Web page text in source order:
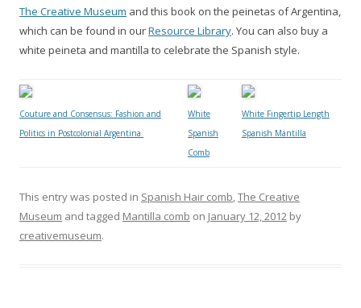
The Creative Museum and this book on the peinetas of Argentina,
which can be found in ourResource Library. You can also buy a
white peineta and mantilla to celebrate the Spanish style.
Couture and Consensus: Fashion and
Politics in Postcolonial Argentina
White
Spanish
Comb
White Fingertip Length
Spanish Mantilla
This entry was posted in Spanish Hair comb,The Creative
Museum and tagged Mantilla comb on January 12, 2012 by
creativemuseum.